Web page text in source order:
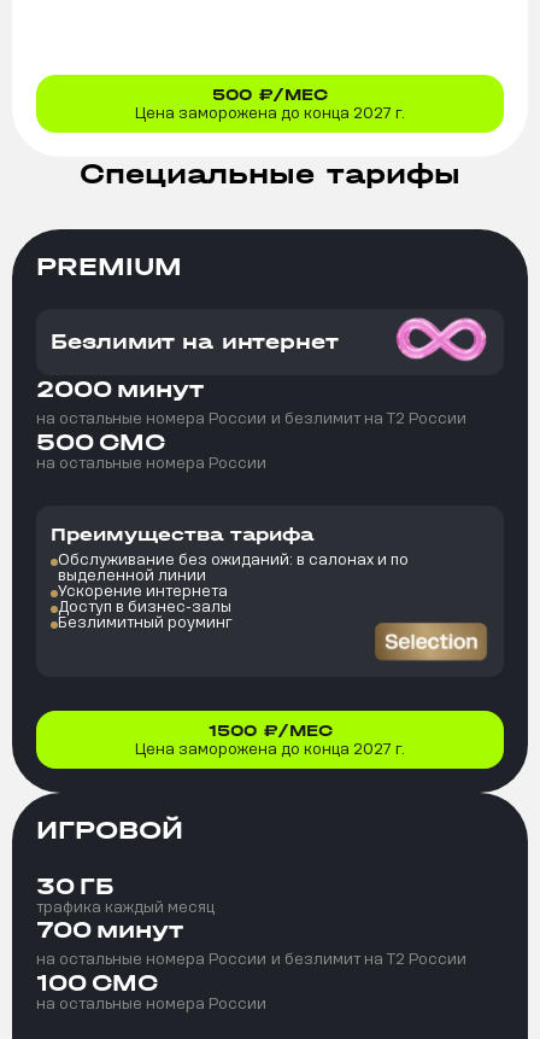
500 ₽/МЕС
Цена заморожена до конца 2027 г.
Специальные тарифы
PREMIUM
Безлимит на интернет
2000 минут
на остальные номера России и безлимит на T2 России
500 СМС
на остальные номера России
Преимущества тарифа
Обслуживание без ожиданий: в салонах и по
выделенной линии
Ускорение интернета
Доступ в бизнес-залы
Безлимитный роуминг
1500 ₽/МЕС
Цена заморожена до конца 2027 г.
ИГРОВОЙ
30 ГБ
трафика каждый месяц
700 минут
на остальные номера России и безлимит на T2 России
100 СМС
на остальные номера России